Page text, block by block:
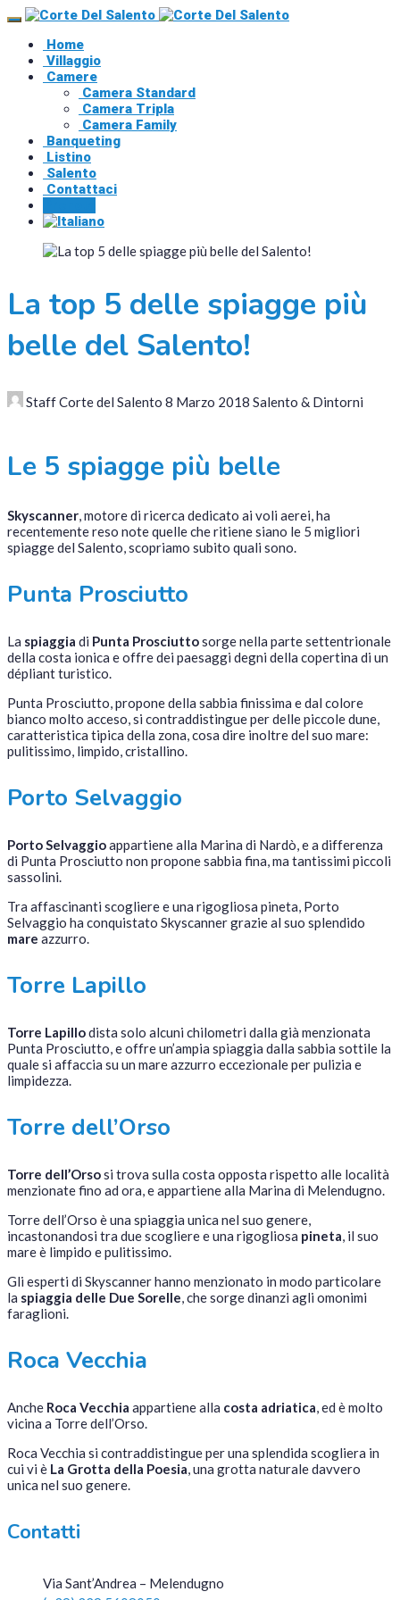
Home
Villaggio
Camere
Camera Standard
Camera Tripla
Camera Family
Banqueting
Listino
Salento
Contattaci
La top 5 delle spiagge più
belle del Salento!
Staff Corte del Salento 8 Marzo 2018 Salento & Dintorni
Le 5 spiagge più belle
Skyscanner, motore di ricerca dedicato ai voli aerei, ha
recentemente reso note quelle che ritiene siano le 5 migliori
spiagge del Salento, scopriamo subito quali sono.
Punta Prosciutto
La spiaggia di Punta Prosciuttosorge nella parte settentrionale
della costa ionica e offre dei paesaggi degni della copertina di un
dépliant turistico.
Punta Prosciutto, propone della sabbia finissima e dal colore
bianco molto acceso, si contraddistingue per delle piccole dune,
caratteristica tipica della zona, cosa dire inoltre del suo mare:
pulitissimo, limpido, cristallino.
Porto Selvaggio
Porto Selvaggioappartiene alla Marina di Nardò, e a differenza
di Punta Prosciutto non propone sabbia fina, ma tantissimi piccoli
sassolini.
Tra affascinanti scogliere e una rigogliosa pineta, Porto
Selvaggio ha conquistato Skyscanner grazie al suo splendido
mare azzurro.
Torre Lapillo
Torre Lapillodista solo alcuni chilometri dalla già menzionata
Punta Prosciutto, e offre un’ampia spiaggia dalla sabbia sottile la
quale si affaccia su un mare azzurro eccezionale per pulizia e
limpidezza.
Torre dell’Orso
Torre dell’Orsosi trova sulla costa opposta rispetto alle località
menzionate fino ad ora, e appartiene alla Marina di Melendugno.
Torre dell’Orso è una spiaggia unica nel suo genere,
incastonandosi tra due scogliere e una rigogliosa pineta, il suo
mare è limpido e pulitissimo.
Gli esperti di Skyscanner hanno menzionato in modo particolare
la spiaggia delle Due Sorelle, che sorge dinanzi agli omonimi
faraglioni.
Roca Vecchia
Anche Roca Vecchia appartiene alla costa adriatica, ed è molto
vicina a Torre dell’Orso.
Roca Vecchia si contraddistingue per una splendida scogliera in
cui vi è La Grotta della Poesia, una grotta naturale davvero
unica nel suo genere.
Contatti
Via Sant’Andrea – Melendugno